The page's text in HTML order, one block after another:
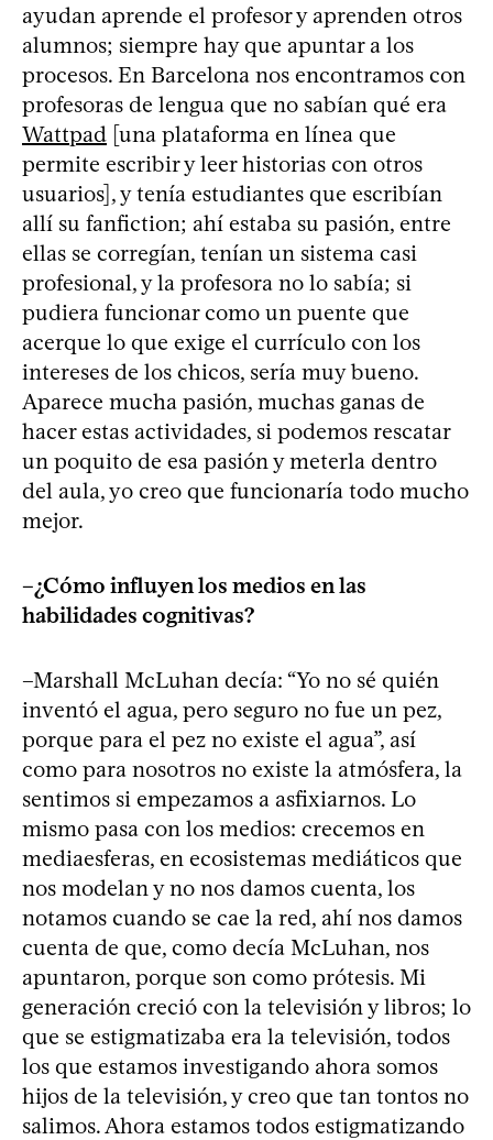
ayudan aprende el profesor y aprenden otros
alumnos; siempre hay que apuntar a los
procesos. En Barcelona nos encontramos con
profesoras de lengua que no sabían qué era
Wattpad [una plataforma en línea que
permite escribir y leer historias con otros
usuarios], y tenía estudiantes que escribían
allí su fanfiction; ahí estaba su pasión, entre
ellas se corregían, tenían un sistema casi
profesional, y la profesora no lo sabía; si
pudiera funcionar como un puente que
acerque lo que exige el currículo con los
intereses de los chicos, sería muy bueno.
Aparece mucha pasión, muchas ganas de
hacer estas actividades, si podemos rescatar
un poquito de esa pasión y meterla dentro
del aula, yo creo que funcionaría todo mucho
mejor.
–¿Cómo influyen los medios en las
habilidades cognitivas?
–Marshall McLuhan decía: “Yo no sé quién
inventó el agua, pero seguro no fue un pez,
porque para el pez no existe el agua”, así
como para nosotros no existe la atmósfera, la
sentimos si empezamos a asfixiarnos. Lo
mismo pasa con los medios: crecemos en
mediaesferas, en ecosistemas mediáticos que
nos modelan y no nos damos cuenta, los
notamos cuando se cae la red, ahí nos damos
cuenta de que, como decía McLuhan, nos
apuntaron, porque son como prótesis. Mi
generación creció con la televisión y libros; lo
que se estigmatizaba era la televisión, todos
los que estamos investigando ahora somos
hijos de la televisión, y creo que tan tontos no
salimos. Ahora estamos todos estigmatizando